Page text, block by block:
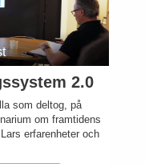
2.0
som deltog, på
om framtidens
erfarenheter och